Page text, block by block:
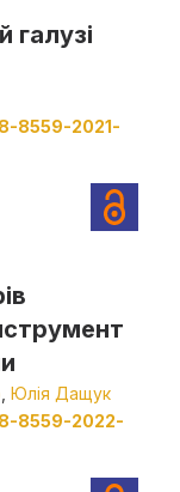
галузі
8559-2021-
Юлія Дащук
8559-2022-